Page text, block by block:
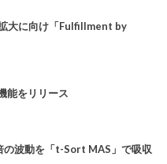
大に向け「Fulfillment by
能をリリース
の波動を「t-Sort MAS」で吸収